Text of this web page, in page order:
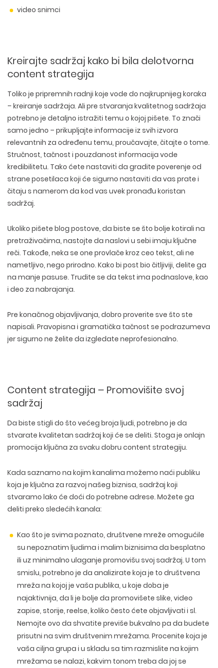
WEB TEHNOLOGIJE
WORDPRESS
ECOMMERCE
CUSTOM WEB APLIKACIJE
DIZAJN WEB SAJTA
UI/UX DIZAJN
LOGO I BRENDING
SEO OPTIMIZACIJA
video snimci
Kreirajte sadržaj kako bi bila delotvorna
content strategija
Toliko je pripremnih radnji koje vode do najkrupnijeg koraka
– kreiranje sadržaja. Ali pre stvaranja kvalitetnog sadržaja
potrebno je detaljno istražiti temu o kojoj pišete. To znači
samo jedno – prikupljajte informacije iz svih izvora
relevantnih za određenu temu, proučavajte, čitajte o tome.
Stručnost, tačnost i pouzdanost informacija vode
kredibilitetu. Tako ćete nastaviti da gradite poverenje od
strane posetilaca koji će sigurno nastaviti da vas prate i
čitaju s namerom da kod vas uvek pronađu koristan
sadržaj.
Ukoliko pišete blog postove, da biste se što bolje kotirali na
pretraživačima, nastojte da naslovi u sebi imaju ključne
reči. Takođe, neka se one provlače kroz ceo tekst, ali ne
nametljivo, nego prirodno. Kako bi post bio čitljiviji, delite ga
na manje pasuse. Trudite se da tekst ima podnaslove, kao
i deo za nabrajanja.
Pre konačnog objavljivanja, dobro proverite sve što ste
napisali. Pravopisna i gramatička tačnost se podrazumeva
jer sigurno ne želite da izgledate neprofesionalno.
Content strategija – Promovišite svoj
sadržaj
Da biste stigli do što većeg broja ljudi, potrebno je da
stvarate kvalitetan sadržaj koji će se deliti. Stoga je onlajn
promocija ključna za svaku dobru content strategiju.
Kada saznamo na kojim kanalima možemo naći publiku
koja je ključna za razvoj našeg biznisa, sadržaj koji
stvaramo lako će doći do potrebne adrese. Možete ga
deliti preko sledećih kanala:
Kao što je svima poznato, društvene mreže omogućile
su nepoznatim ljudima i malim biznisima da besplatno
ili uz minimalno ulaganje promovišu svoj sadržaj. U tom
smislu, potrebno je da analizirate koja je to društvena
mreža na kojoj je vaša publika, u koje doba je
najaktivnija, da li je bolje da promovišete slike, video
zapise, storije, reelse, koliko često ćete objavljivati i sl.
Nemojte ovo da shvatite previše bukvalno pa da budete
prisutni na svim društvenim mrežama. Procenite koja je
vaša ciljna grupa i u skladu sa tim razmislite na kojim
mrežama se nalazi, kakvim tonom treba da joj se